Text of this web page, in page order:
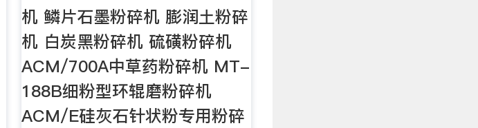
机 鳞片石墨粉碎机 膨润土粉碎
机 白炭黑粉碎机 硫磺粉碎机
ACM/700A中草药粉碎机 MT-
188B细粉型环辊磨粉碎机
ACM/E硅灰石针状粉专用粉碎